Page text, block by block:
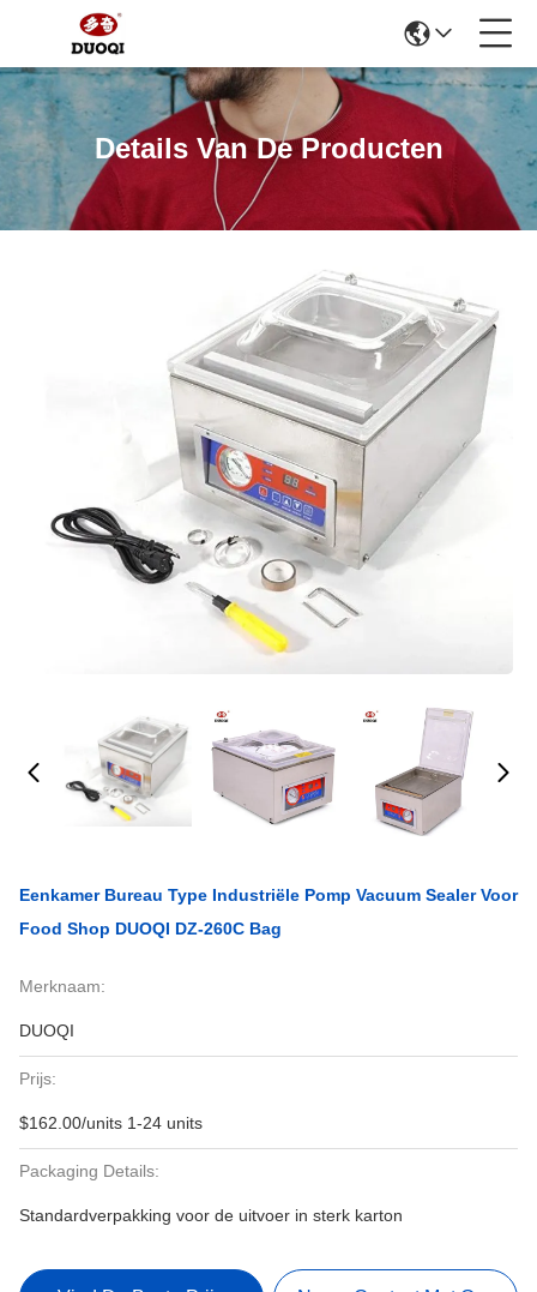
Details Van De Producten
Eenkamer Bureau Type Industriële Pomp Vacuum Sealer Voor
Food Shop DUOQI DZ-260C Bag
Merknaam:
DUOQI
Prijs:
$162.00/units 1-24 units
Packaging Details:
Standardverpakking voor de uitvoer in sterk karton